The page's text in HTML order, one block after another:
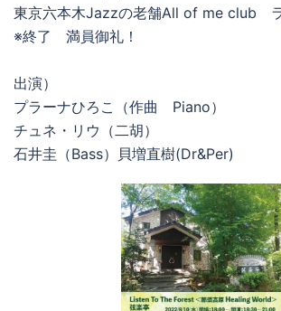
東京六本木Jazzの老舗All of me club
※終了 満員御礼！
出演）
プラーナひろこ（作曲 Piano）
チュネ・リウ（二胡）
石井圭（Bass）貝増直樹(Dr&Per)